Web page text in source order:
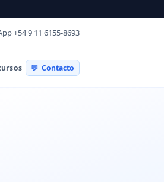
+54 9 11 6155-8693
💬 Contacto